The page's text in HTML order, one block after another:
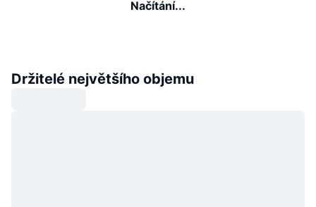
Načítání...
Držitelé největšího objemu